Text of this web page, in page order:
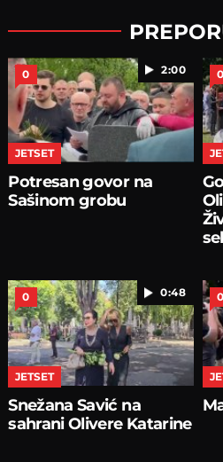
2:00
0
JETSET
Potresan govor na
Sašinom grobu
0
0:48
0
JETSET
Snežana Savić na
sahrani Olivere Katarine
0